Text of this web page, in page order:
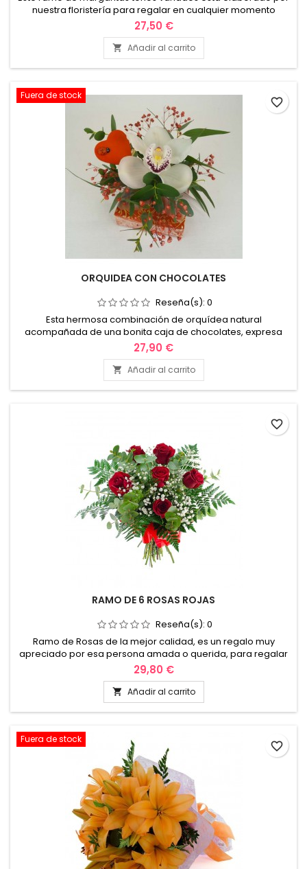
nuestra floristería para regalar en cualquier momento
especial de nuestra vida como puede ser un cumpleaños,
amistad, agradecimiento, etc. No lo pienses más. ¡Regálalo
ya!
27,50 €
 Añadir al carrito
Fuera de stock
ORQUIDEA CON CHOCOLATES
Reseña(s): 0
Esta hermosa combinación de orquídea natural
acompañada de una bonita caja de chocolates, expresa
todo el cariño y el amor por esa persona tan especial. Ideal
para regalar en esas celebraciones tan especiales como
cumpleaños, aniversarios, san Valentín, etc. No lo pienses
mas es el regalo ideal. Envio en valencia y alrededores.
27,90 €
 Añadir al carrito
favorite_border
RAMO DE 6 ROSAS ROJAS
Reseña(s): 0
Ramo de Rosas de la mejor calidad, es un regalo muy
apreciado por esa persona amada o querida, para regalar
en aniversarios o simplemente para tener un detalle en
cualquier momento, “cumpleaños amistad, amor, etc.”
Envío en valencia y alrededores. No lo piense
mas enviar rosas a domicilio es la mejor opción.
29,80 €
 Añadir al carrito
favorite_border
Fuera de stock
favorite_border